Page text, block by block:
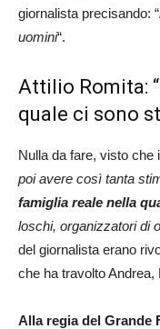
giornalista precisando: “
uomini“.
Attilio Romita:
quale ci sono
Nulla da fare, visto che
poi avere così tanta
famiglia reale nella
loschi, organizzatori di
del giornalista erano
che ha travolto Andrea,
Alla regia del Grande